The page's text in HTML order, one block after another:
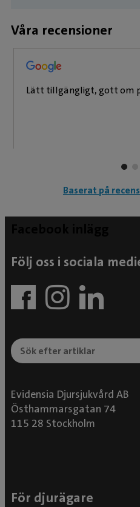
Våra recensioner
Lätt tillgängligt, gott om
Baserat på
Följ oss i sociala
Evidensia Djursjukvård AB
Östhammarsgatan 74
115 28 Stockholm
För djurägare